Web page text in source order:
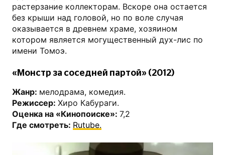
растерзание коллекторам. Вскоре она остается
без крыши над головой, но по воле случая
оказывается в древнем храме, хозяином
котором является могущественный дух-лис по
имени Томоэ.
«Монстр за соседней партой» (2012)
Жанр: мелодрама, комедия.
Режиссер: Хиро Кабураги.
Оценка на «Кинопоиске»: 7,2
Где смотреть: Rutube.